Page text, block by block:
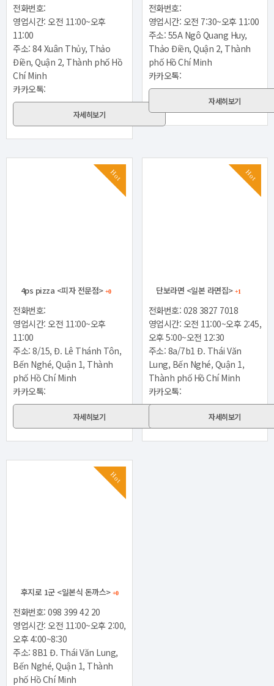
전화번호:
영업시간: 오전 11:00~오후
11:00
주소: 84 Xuân Thủy, Thảo
Điền, Quận 2, Thành phố Hồ
Chí Minh
카카오톡:
자세히보기
전화번호:
영업시간: 오전 7:30~오후 11:00
주소: 55A Ngô Quang Huy,
Thảo Điền, Quận 2, Thành
phố Hồ Chí Minh
카카오톡:
자세히보기
Hot
4ps pizza <피자 전문점> +0
전화번호:
영업시간: 오전 11:00~오후
11:00
주소: 8/15, Đ. Lê Thánh Tôn,
Bến Nghé, Quận 1, Thành
phố Hồ Chí Minh
카카오톡:
자세히보기
Hot
단보라면 <일본 라면집> +1
전화번호: 028 3827 7018
영업시간: 오전 11:00~오후 2:45,
오후 5:00~오전 12:30
주소: 8a/7b1 Đ. Thái Văn
Lung, Bến Nghé, Quận 1,
Thành phố Hồ Chí Minh
카카오톡:
자세히보기
Hot
후지로 1군 <일본식 돈까스> +0
전화번호: 098 399 42 20
영업시간: 오전 11:00~오후 2:00,
오후 4:00~8:30
주소: 8B1 Đ. Thái Văn Lung,
Bến Nghé, Quận 1, Thành
phố Hồ Chí Minh